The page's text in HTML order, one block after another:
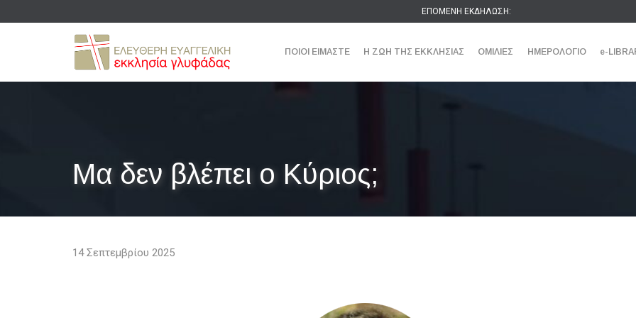
ΕΠΟΜΕΝΗ ΕΚΔΗΛΩΣΗ:
ΠΟΙΟΙ ΕΙΜΑΣΤΕ Η ΖΩΗ ΤΗΣ ΕΚΚΛΗΣΙΑΣ ΟΜΙΛΙΕΣ ΗΜΕΡΟΛΟΓΙΟ e-
Μα δεν βλέπει ο Κύριος;
14 Σεπτεμβρίου 2025